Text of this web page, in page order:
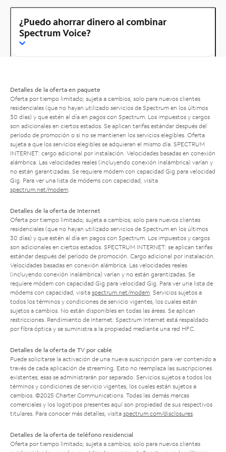
¿Puedo ahorrar dinero al combinar
Spectrum Voice?
Detalles de la oferta en paquete
Oferta por tiempo limitado; sujeta a cambios; solo para nuevos clientes
residenciales (que no hayan utilizado servicios de Spectrum en los últimos
30 días) y que estén al día en pagos con Spectrum. Los impuestos y cargos
son adicionales en ciertos estados. Se aplican tarifas estándar después del
período de promoción o si no se mantienen los servicios elegibles. Oferta
sujeta a que los servicios elegibles se adquieran el mismo día. SPECTRUM
INTERNET: cargo adicional por instalación. Velocidades basadas en conexión
alámbrica. Las velocidades reales (incluyendo conexión inalámbrica) varían y
no están garantizadas. Se requiere módem con capacidad Gig para velocidad
Gig. Para ver una lista de módems con capacidad, visita
spectrum.net/modem
Detalles de la oferta de Internet
Oferta por tiempo limitado; sujeta a cambios; solo para nuevos clientes
residenciales (que no hayan utilizado servicios de Spectrum en los últimos
30 días) y que estén al día en pagos con Spectrum. Los impuestos y cargos
son adicionales en ciertos estados. SPECTRUM INTERNET: se aplican tarifas
estándar después del período de promoción. Cargo adicional por instalación.
Velocidades basadas en conexión alámbrica. Las velocidades reales
(incluyendo conexión inalámbrica) varían y no están garantizadas. Se
requiere módem con capacidad Gig para velocidad Gig. Para ver una lista de
módems con capacidad, visita spectrum.net/modem . Servicios sujetos a
todos los términos y condiciones de servicio vigentes, los cuales están
sujetos a cambios. No están disponibles en todas las áreas. Se aplican
restricciones. Rendimiento de Internet: Spectrum Internet está respaldado
por fibra óptica y se suministra a la propiedad mediante una red HFC.
Detalles de la oferta de TV por cable
Puede solicitarse la activación de una nueva suscripción para ver contenido a
través de cada aplicación de streaming. Esto no reemplaza las suscripciones
existentes; esas se administrarán por separado. Servicios sujetos a todos los
términos y condiciones de servicio vigentes, los cuales están sujetos a
cambios. ©2025 Charter Communications. Todas las demás marcas
comerciales y los logotipos presentes aquí son propiedad de sus respectivos
titulares. Para conocer más detalles, visita spectrum.com/disclosures
Detalles de la oferta de teléfono residencial
Oferta por tiempo limitado; sujeta a cambios; solo para nuevos clientes